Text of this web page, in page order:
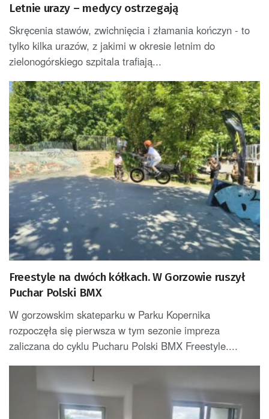
Letnie urazy – medycy ostrzegają
Skręcenia stawów, zwichnięcia i złamania kończyn - to
tylko kilka urazów, z jakimi w okresie letnim do
zielonogórskiego szpitala trafiają...
Freestyle na dwóch kółkach. W Gorzowie ruszył
Puchar Polski BMX
W gorzowskim skateparku w Parku Kopernika
rozpoczęła się pierwsza w tym sezonie impreza
zaliczana do cyklu Pucharu Polski BMX Freestyle....